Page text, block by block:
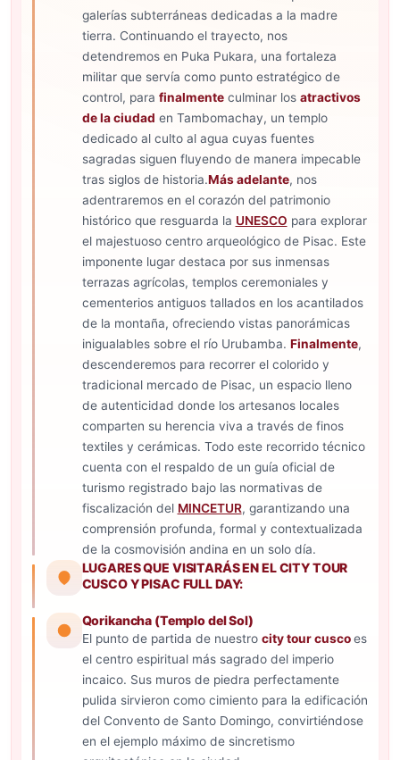
galerías subterráneas dedicadas a la madre
tierra. Continuando el trayecto, nos
detendremos en Puka Pukara, una fortaleza
militar que servía como punto estratégico de
control, para finalmenteculminar los atractivos
de la ciudad en Tambomachay, un templo
dedicado al culto al agua cuyas fuentes
sagradas siguen fluyendo de manera impecable
tras siglos de historia.Más adelante, nos
adentraremos en el corazón del patrimonio
histórico que resguarda la UNESCO para explorar
el majestuoso centro arqueológico de Pisac. Este
imponente lugar destaca por sus inmensas
terrazas agrícolas, templos ceremoniales y
cementerios antiguos tallados en los acantilados
de la montaña, ofreciendo vistas panorámicas
inigualables sobre el río Urubamba. Finalmente,
descenderemos para recorrer el colorido y
tradicional mercado de Pisac, un espacio lleno
de autenticidad donde los artesanos locales
comparten su herencia viva a través de finos
textiles y cerámicas. Todo este recorrido técnico
cuenta con el respaldo de un guía oficial de
turismo registrado bajo las normativas de
fiscalización del MINCETUR, garantizando una
comprensión profunda, formal y contextualizada
de la cosmovisión andina en un solo día.
LUGARES QUE VISITARÁS EN EL CITY TOUR
CUSCO Y PISAC FULL DAY:
Qorikancha (Templo del Sol)
El punto de partida de nuestro city tour cuscoes
el centro espiritual más sagrado del imperio
incaico. Sus muros de piedra perfectamente
pulida sirvieron como cimiento para la edificación
del Convento de Santo Domingo, convirtiéndose
en el ejemplo máximo de sincretismo